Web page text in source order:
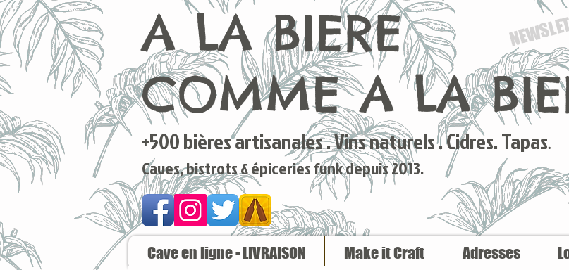
+500 bières artisanales . Vins naturels . Cidres. Tapas.
Caves, bistrots & épiceries funk depuis 2013.
A LA BIERE
COMME A LA
Cave en ligne - LIVRAISON Make it Craft Adresses